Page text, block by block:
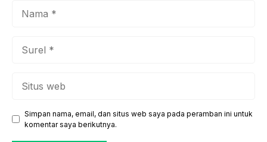
web
Simpan nama, email, dan situs web saya pada peramban ini untuk
komentar saya berikutnya.